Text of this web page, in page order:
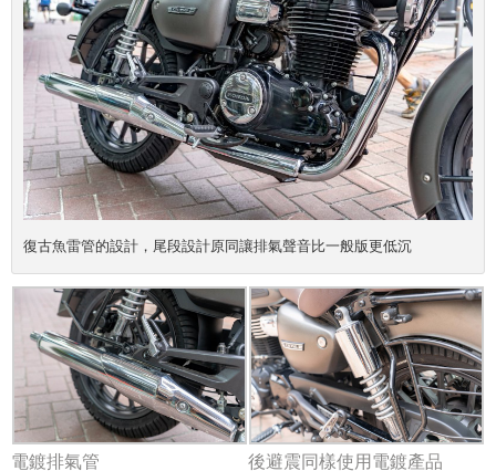
復古魚雷管的設計，尾段設計原同讓排氣聲音比一般版更低沉
電鍍排氣管 後避震同樣使用電鍍產品